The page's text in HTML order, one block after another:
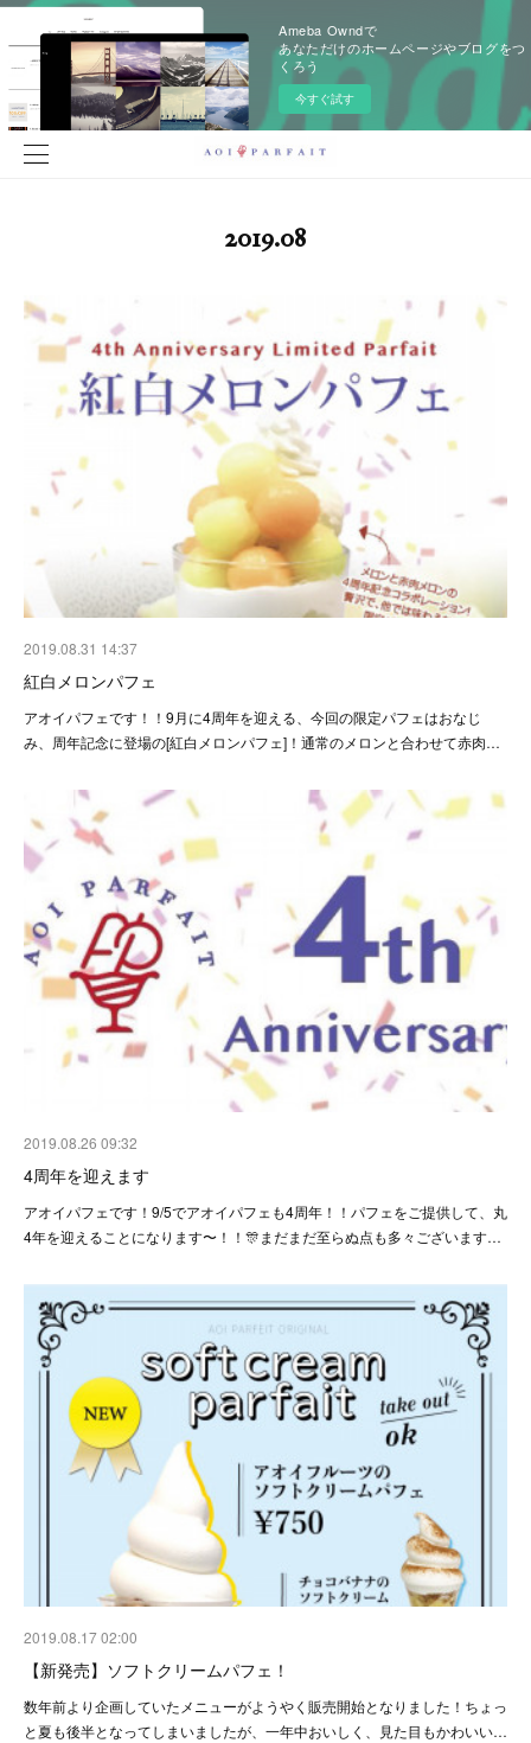
Ameba Owndで
あなただけのホームページやブログをつ
くろう
今すぐ試す
2019.08
2019.08.31 14:37
紅白メロンパフェ
アオイパフェです！！9月に4周年を迎える、今回の限定パフェはおなじ
み、周年記念に登場の[紅白メロンパフェ]！通常のメロンと合わせて赤肉…
2019.08.26 09:32
4周年を迎えます
アオイパフェです！9/5でアオイパフェも4周年！！パフェをご提供して、丸
4年を迎えることになります〜！！🎊まだまだ至らぬ点も多々ございます…
2019.08.17 02:00
【新発売】ソフトクリームパフェ！
数年前より企画していたメニューがようやく販売開始となりました！ちょっ
と夏も後半となってしまいましたが、一年中おいしく、見た目もかわいい…